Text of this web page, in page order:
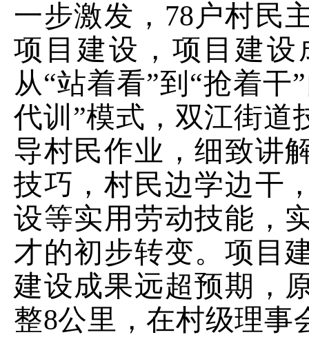
一步激发， 78户村民
项目建设， 项目建设
从“站着看”到 “抢着干”
代训 ”模式 ，双江街道
导村民作业 ，细致讲
技巧 ，村民边学边干
设等实用劳动技能，
才的初步转变。项目
建设成果远超预期 ，
整8公里，在村级理事